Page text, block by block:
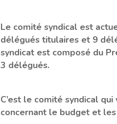
Le comité syndical est
délégués titulaires et 9
syndicat est composé du
3 délégués.
C’est le comité syndical
concernant le budget et